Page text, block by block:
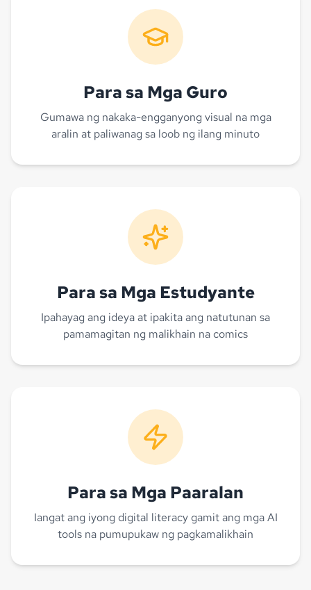
Para sa Mga Guro
Gumawa ng nakaka-engganyong visual na mga
aralin at paliwanag sa loob ng ilang minuto
Para sa Mga Estudyante
Ipahayag ang ideya at ipakita ang natutunan sa
pamamagitan ng malikhain na comics
Para sa Mga Paaralan
Iangat ang iyong digital literacy gamit ang mga AI
tools na pumupukaw ng pagkamalikhain